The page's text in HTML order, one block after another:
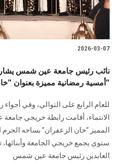
سجل
2026-03-07
نائب رئيس جامعة عين شمس
أمسية رمضانية مميزة بعنوان "خان الزعفران"
للعام الرابع على التوالي، وفي
الانتماء، أقامت رابطة خريجي
المميز “خان الزعفران” بساحه
سنوي يجمع خريجي الجامعة
العابدين رئيس جامعة عين شمس